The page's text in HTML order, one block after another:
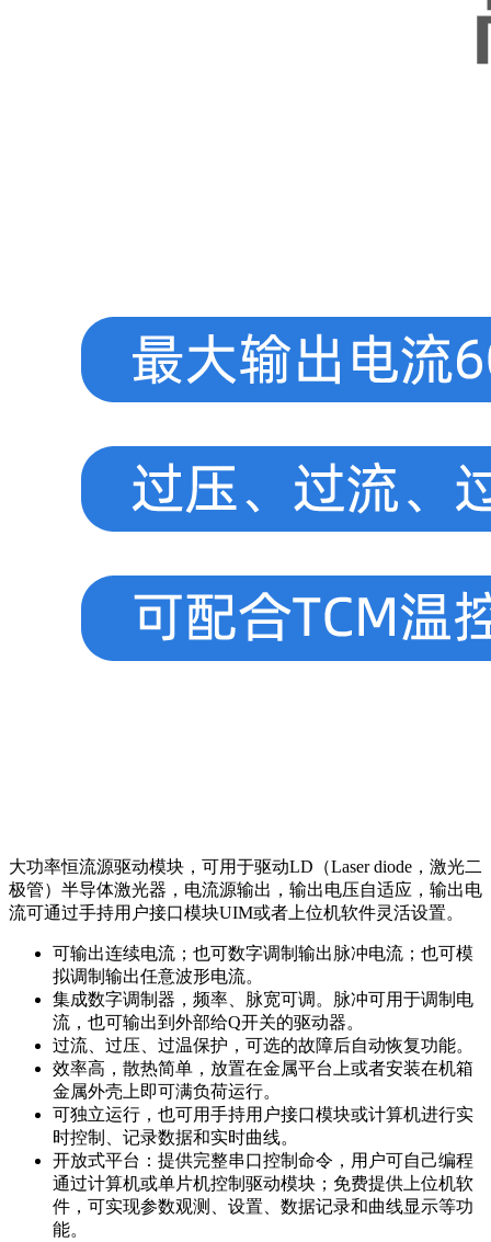
大功率恒流源驱动模块，可用于驱动LD（Laser diode，激光二
极管）半导体激光器，电流源输出，输出电压自适应，输出电
流可通过手持用户接口模块UIM或者上位机软件灵活设置。
可输出连续电流；也可数字调制输出脉冲电流；也可模
拟调制输出任意波形电流。
集成数字调制器，频率、脉宽可调。脉冲可用于调制电
流，也可输出到外部给Q开关的驱动器。
过流、过压、过温保护，可选的故障后自动恢复功能。
效率高，散热简单，放置在金属平台上或者安装在机箱
金属外壳上即可满负荷运行。
可独立运行，也可用手持用户接口模块或计算机进行实
时控制、记录数据和实时曲线。
开放式平台：提供完整串口控制命令，用户可自己编程
通过计算机或单片机控制驱动模块；免费提供上位机软
件，可实现参数观测、设置、数据记录和曲线显示等功
能。